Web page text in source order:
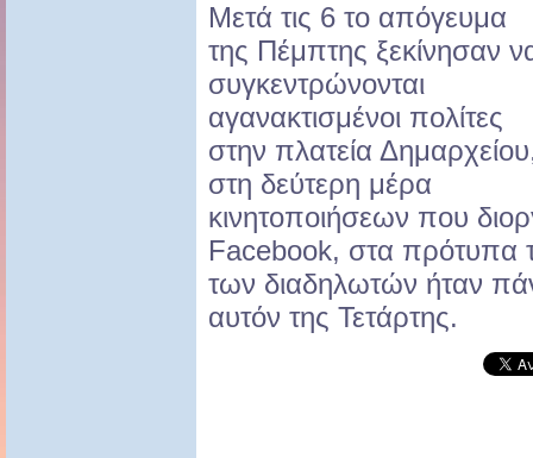
Μετά τις 6 το απόγευμα
της Πέμπτης ξεκίνησαν
συγκεντρώνονται
αγανακτισμένοι πολίτες
στην πλατεία
στη δεύτερη μέρα
κινητοποιήσεων που
Facebook, στα πρότυπα
των διαδηλωτών ήταν
αυτόν της Τετάρτης.